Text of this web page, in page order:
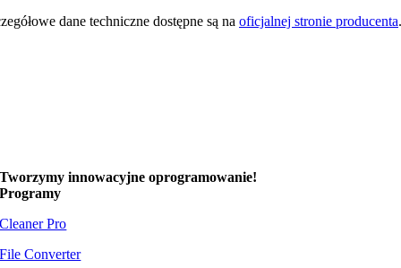
dane techniczne dostępne są na oficjalnej stronie producenta.
Tworzymyinnowacyjne oprogramowanie!
Programy
Cleaner Pro
File Converter